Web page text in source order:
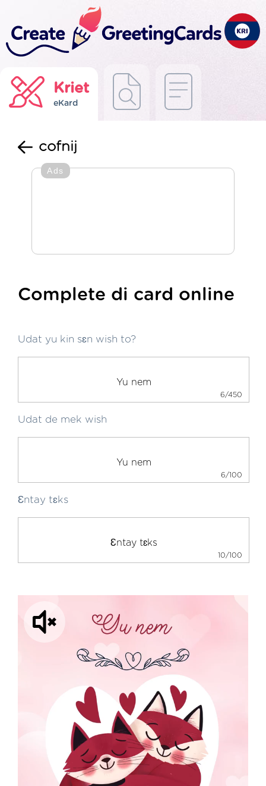
Kriet
eKard
cofnij
Ads
Complete di card online
Udat yu kin sɛn wish to?
6/450
Udat de mek wish
6/100
Ɛntay tɛks
10/100